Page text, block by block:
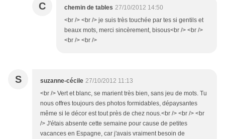
C chemin de tables 27/10/2012 14:50
<br /> <br /> je suis très touchée par tes si gentils et
beaux mots, merci sincèrement, bisous<br /> <br />
<br /> <br />
S suzanne-cécile 27/10/2012 11:13
<br /> Vert et blanc, se marient très bien, sans jeu de mots. Tu
nous offres toujours des photos formidables, dépaysantes
même si le décor est tout près de chez nous.<br /> <br /> <br
/> J'étais absente cette semaine pour cause de petites
vacances en Espagne, car j'avais vraiment besoin de